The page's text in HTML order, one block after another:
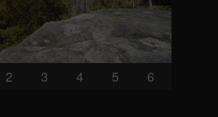
2 3 4 5 6